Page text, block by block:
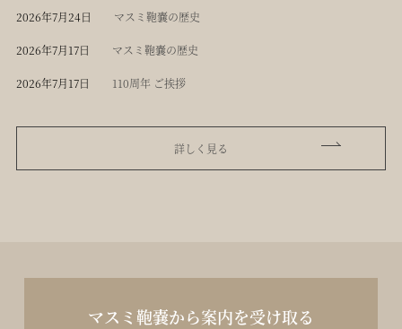
2026年7月24日 マスミ鞄嚢の歴史
2026年7月17日 マスミ鞄嚢の歴史
2026年7月17日 110周年 ご挨拶
詳しく見る
マスミ鞄嚢から案内を受け取る